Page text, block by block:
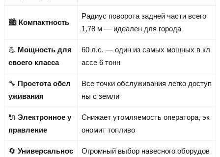
🏙️ Компактность
Радиус поворота задней части всего
1,78 м — идеален для города
💪 Мощность для
своего класса
60 л.с. — один из самых мощных в кл
ассе 6 тонн
🔧 Простота обсл
уживания
Все точки обслуживания легко доступ
ны с земли
🔌 Электронное у
правление
Снижает утомляемость оператора, эк
ономит топливо
🔄 Универсальнос
Огромный выбор навесного оборудов